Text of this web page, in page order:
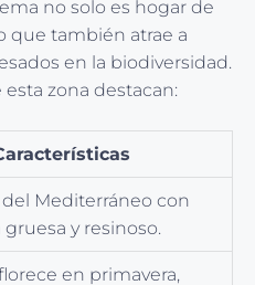
no solo es hogar de
que también atrae a
en la biodiversidad.
zona destacan:
Mediterráneo con
y resinoso.
en primavera,